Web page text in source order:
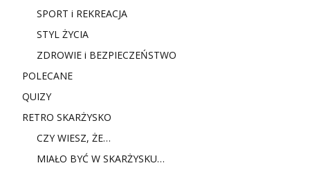
SPORT i REKREACJA
STYL ŻYCIA
ZDROWIE i BEZPIECZEŃSTWO
POLECANE
QUIZY
RETRO SKARŻYSKO
CZY WIESZ, ŻE…
MIAŁO BYĆ W SKARŻYSKU…